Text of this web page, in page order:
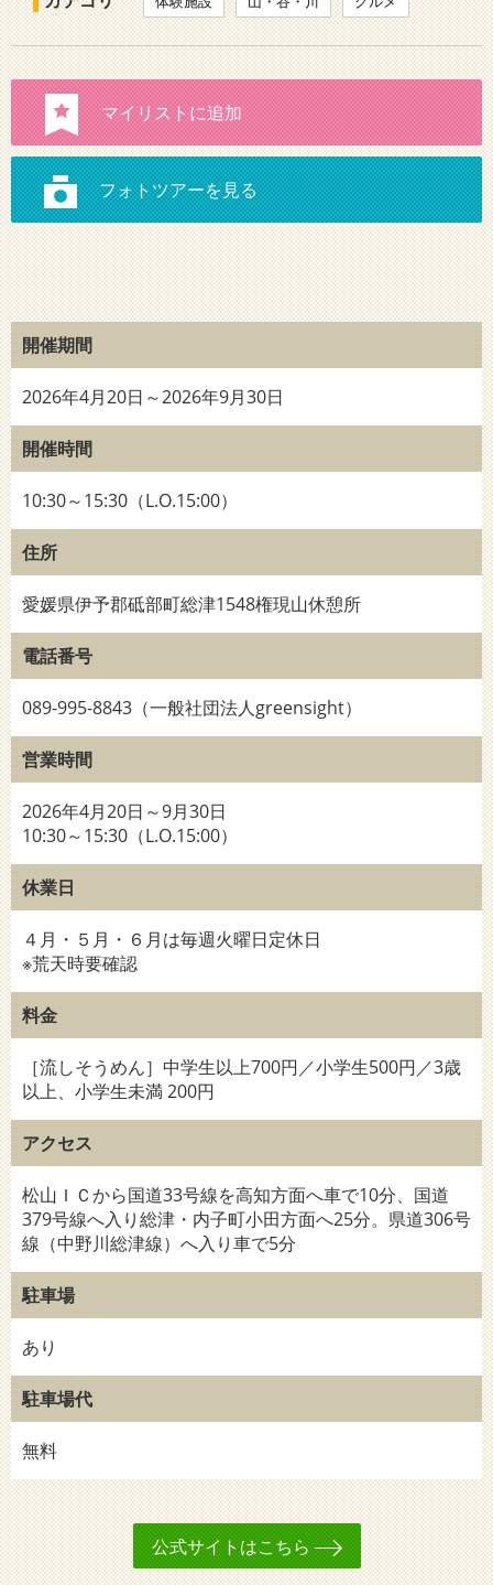
開催期間
2026年4月20日～2026年9月30日
開催時間
10:30～15:30（L.O.15:00）
住所
愛媛県伊予郡砥部町総津1548権現山休憩所
電話番号
089-995-8843（一般社団法人greensight）
営業時間
2026年4月20日～9月30日
10:30～15:30（L.O.15:00）
休業日
４月・５月・６月は毎週火曜日定休日
※荒天時要確認
料金
［流しそうめん］中学生以上700円／小学生500円／3歳
以上、小学生未満 200円
アクセス
松山ＩＣから国道33号線を高知方面へ車で10分、国道
379号線へ入り総津・内子町小田方面へ25分。県道306号
線（中野川総津線）へ入り車で5分
駐車場
あり
駐車場代
無料
公式サイトはこちら